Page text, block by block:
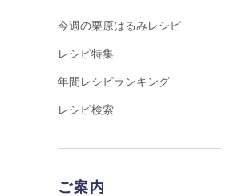
今週の栗原はるみレシピ
レシピ特集
年間レシピランキング
レシピ検索
ご案内